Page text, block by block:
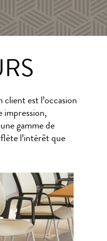
client est l’occasion
impression,
gamme de
l’intérêt que